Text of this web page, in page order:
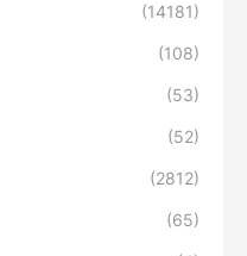
(14181)
(108)
(53)
(52)
(2812)
(65)